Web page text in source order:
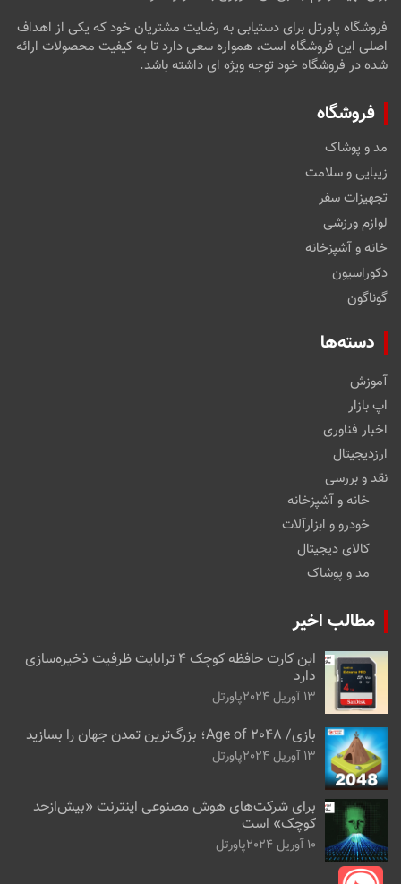
فروشگاه پاورتل برای دستیابی به رضایت مشتریان خود که یکی از اهداف
اصلی این فروشگاه است، همواره سعی دارد تا به کیفیت محصولات ارائه
شده در فروشگاه خود توجه ویژه ای داشته باشد.
فروشگاه
مد و پوشاک
زیبایی و سلامت
تجهیزات سفر
لوازم ورزشی
خانه و آشپزخانه
دکوراسیون
گوناگون
دسته‌ها
آموزش
اپ بازار
اخبار فناوری
ارزدیجیتال
نقد و بررسی
خانه و آشپزخانه
خودرو و ابزارآلات
کالای دیجیتال
مد و پوشاک
مطالب اخیر
این کارت حافظه کوچک ۴ ترابایت ظرفیت ذخیره‌سازی
دارد
13 آوریل 2024 پاورتل
بازی/ Age of 2048؛ بزرگ‌ترین تمدن جهان را بسازید
13 آوریل 2024 پاورتل
برای شرکت‌های هوش مصنوعی اینترنت «بیش‌از‌حد
کوچک» است
10 آوریل 2024 پاورتل